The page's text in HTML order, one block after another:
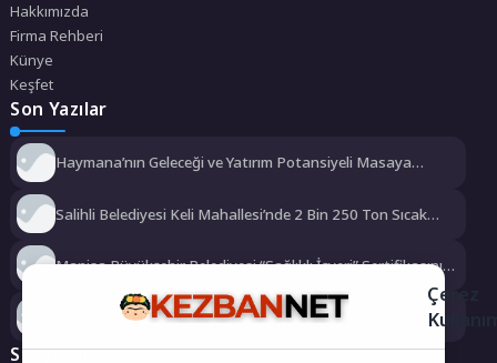
Hakkımızda
Firma Rehberi
Künye
Keşfet
Son Yazılar
Haymana’nın Geleceği ve Yatırım Potansiyeli Masaya
Salihli Belediyesi Keli Mahallesi’nde 2 Bin 250 Ton Sıcak
Manisa Büyükşehir Belediyesi “Sağlıklı İşyeri” Sertifikasını
Büyükşehir’den Darıca’ya modern ulaşım yatırımı
Sosyal Medya
Çerez